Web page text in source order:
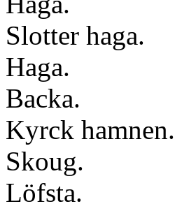
Slotter haga.
Haga.
Backa.
Kyrck hamnen.
Skoug.
Löfsta.